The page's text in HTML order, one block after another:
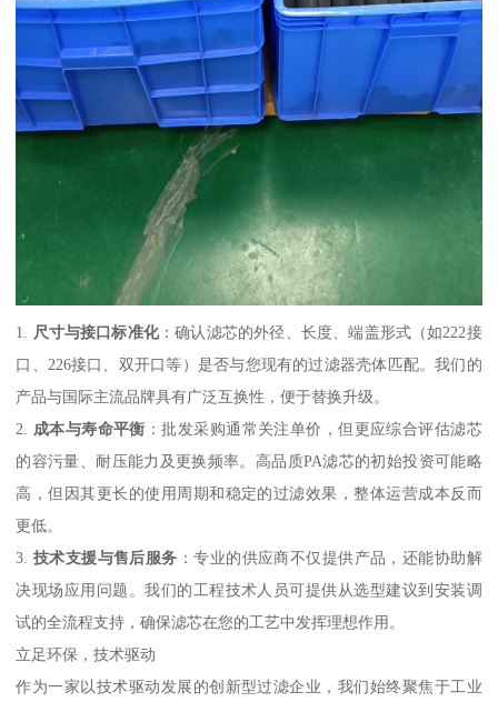
1. 尺寸与接口标准化：确认滤芯的外径、长度、端盖形式（如222接
口、226接口、双开口等）是否与您现有的过滤器壳体匹配。我们的
产品与国际主流品牌具有广泛互换性，便于替换升级。
2. 成本与寿命平衡 ：批发采购通常关注单价，但更应综合评估滤芯
的容污量、耐压能力及更换频率。高品质PA滤芯的初始投资可能略
高，但因其更长的使用周期和稳定的过滤效果，整体运营成本反而
更低。
3. 技术支援与售后服务 ：专业的供应商不仅提供产品，还能协助解
决现场应用问题。我们的工程技术人员可提供从选型建议到安装调
试的全流程支持，确保滤芯在您的工艺中发挥理想作用。
立足环保，技术驱动
作为一家以技术驱动发展的创新型过滤企业，我们始终聚焦于工业